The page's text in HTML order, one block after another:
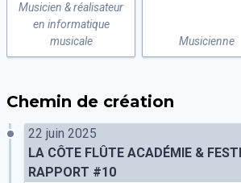
Musicien & réalisateur
en informatique
musicale
Musicienne
Chemin de création
22 juin 2025
LA CÔTE FLÛTE ACADÉMIE &
RAPPORT #10